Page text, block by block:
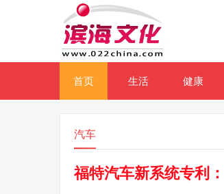
首页 生活 健康
汽车
福特汽车新系统专利